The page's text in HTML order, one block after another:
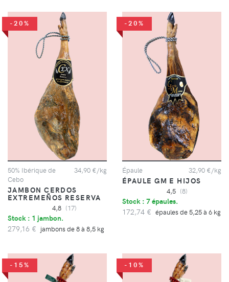
-20%
50% Ibérique de
Cebo
34,90 €/kg
JAMBON CERDOS
EXTREMEÑOS RESERVA
4,8 (17)
Stock : 1 jambon.
279,16 € jambons de 8 à 8,5 kg
-20%
Épaule 32,90 €/kg
ÉPAULE GM E HIJOS
4,5 (8)
Stock : 7 épaules.
172,74 € épaules de 5,25 à 6 kg
-15% -10%